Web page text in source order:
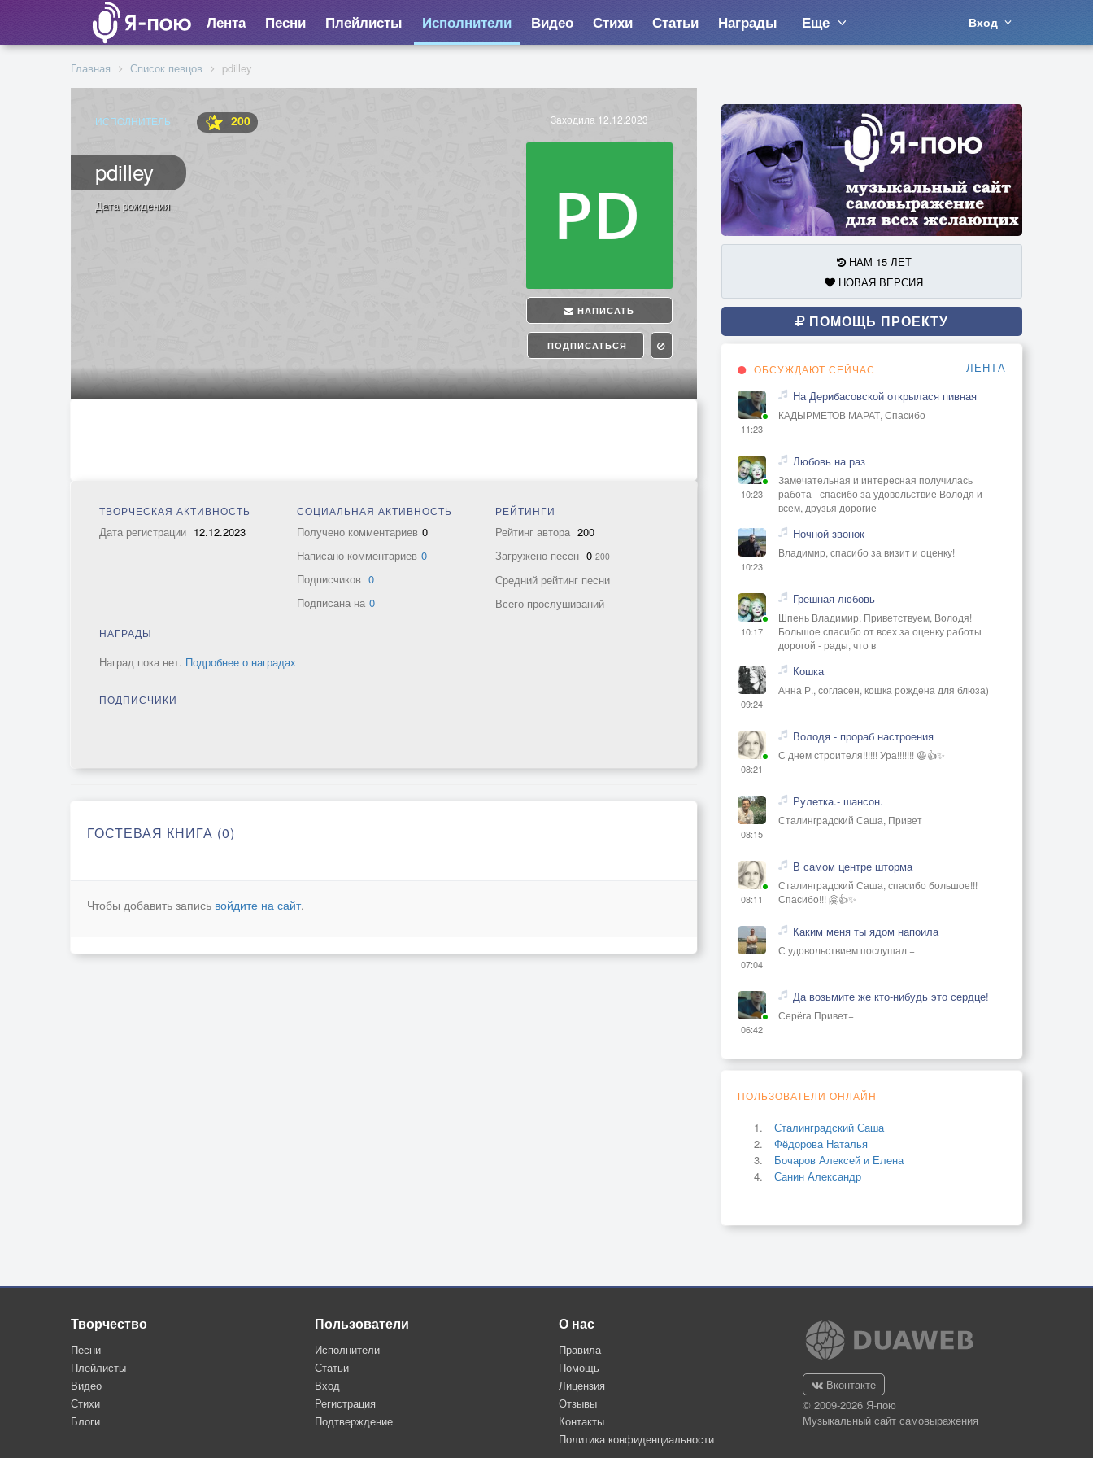
Лента Песни Плейлисты Исполнители Видео Стихи Статьи Награды Еще Вход
Главная Список певцов pdilley
ИСПОЛНИТЕЛЬ 200
pdilley
Заходила 12.12.2023
НАПИСАТЬ
ПОДПИСАТЬСЯ
Дата рождения
ТВОРЧЕСКАЯ АКТИВНОСТЬ
Дата регистрации 12.12.2023
СОЦИАЛЬНАЯ АКТИВНОСТЬ
Получено комментариев 0
Написано комментариев 0
Подписчиков 0
Подписана на 0
РЕЙТИНГИ
Рейтинг автора 200
Загружено песен 0 200
Средний рейтинг песни
Всего прослушиваний
НАГРАДЫ
Наград пока нет. Подробнее о наградах
ПОДПИСЧИКИ
ГОСТЕВАЯ КНИГА (0)
Чтобы добавить запись войдите на сайт.
НАМ 15 ЛЕТ
НОВАЯ ВЕРСИЯ
ПОМОЩЬ ПРОЕКТУ
ОБСУЖДАЮТ СЕЙЧАС ЛЕНТА
11:23
На Дерибасовской открылася пивная
КАДЫРМЕТОВ МАРАТ, Спасибо
10:23
Любовь на раз
Замечательная и интересная получилась
работа - спасибо за удовольствие Володя и
всем, друзья дорогие
10:23
Ночной звонок
Владимир, спасибо за визит и оценку!
10:17
Грешная любовь
Шпень Владимир, Приветствуем, Володя!
Большое спасибо от всех за оценку работы
дорогой - рады, что в
09:24
Кошка
Анна Р., согласен, кошка рождена для блюза)
08:21
Володя - прораб настроения
С днем строителя!!!!!! Ура!!!!!!! 😃👍✨
08:15
Рулетка.- шансон.
Сталинградский Саша, Привет
08:11
В самом центре шторма
Сталинградский Саша, спасибо большое!!!
Спасибо!!! 🤗👍✨
07:04
Каким меня ты ядом напоила
С удовольствием послушал +
06:42
Да возьмите же кто-нибудь это сердце!
Серёга Привет+
ПОЛЬЗОВАТЕЛИ ОНЛАЙН
Сталинградский Саша
Фёдорова Наталья
Бочаров Алексей и Елена
Санин Александр
Творчество
Песни
Плейлисты
Видео
Стихи
Блоги
Пользователи
Исполнители
Статьи
Вход
Регистрация
Подтверждение
О нас
Правила
Помощь
Лицензия
Отзывы
Контакты
Политика конфиденциальности
Вконтакте
© 2009-2026 Я-пою
Музыкальный сайт самовыражения